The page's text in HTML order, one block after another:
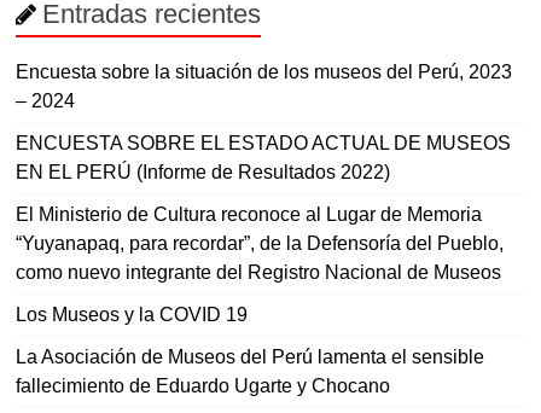
Entradas recientes
Encuesta sobre la situación de los museos del Perú, 2023
– 2024
ENCUESTA SOBRE EL ESTADO ACTUAL DE MUSEOS
EN EL PERÚ (Informe de Resultados 2022)
El Ministerio de Cultura reconoce al Lugar de Memoria
“Yuyanapaq, para recordar”, de la Defensoría del Pueblo,
como nuevo integrante del Registro Nacional de Museos
Los Museos y la COVID 19
La Asociación de Museos del Perú lamenta el sensible
fallecimiento de Eduardo Ugarte y Chocano